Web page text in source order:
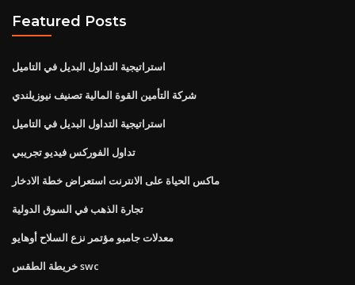
Featured Posts
استراتيجية التداول البديل في التاميل
شركة التأمين القوة المالية تصنيف نيوزيلندي
استراتيجية التداول البديل في التاميل
تداول الفوركس فيديو تجريبي
ماكس الحياة على الانترنت استعراض خطة الادخار
تجارة الذهب في السوق الدولية
معدلات جامبو مؤتمر نزع السلاح أوهايو
خريطة الطقس swc